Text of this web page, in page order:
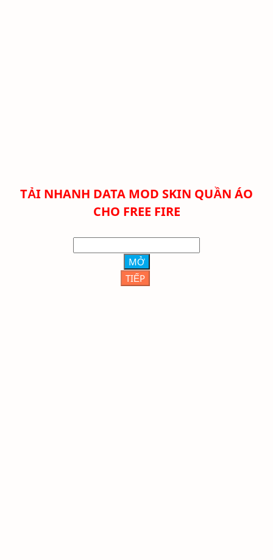
TẢI NHANH DATA MOD SKIN QUẦN ÁO
CHO FREE FIRE
MỞ
TIẾP